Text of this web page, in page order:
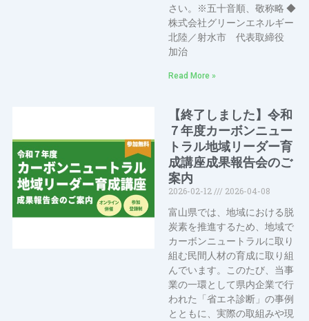
さい。※五十音順、敬称略 ◆
株式会社グリーンエネルギー
北陸／射水市 代表取締役
加治
Read More »
【終了しました】令和
７年度カーボンニュー
トラル地域リーダー育
成講座成果報告会のご
案内
2026-02-12
2026-04-08
富山県では、地域における脱
炭素を推進するため、地域で
カーボンニュートラルに取り
組む民間人材の育成に取り組
んでいます。このたび、当事
業の一環として県内企業で行
われた「省エネ診断」の事例
とともに、実際の取組みや現